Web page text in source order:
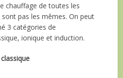
chauffage de toutes les
pas les mêmes. On peut
3 catégories de
ionique et induction.